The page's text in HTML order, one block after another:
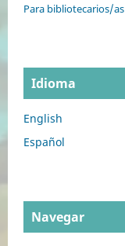
Para bibliotecarios/as
Idioma
English
Español
Navegar